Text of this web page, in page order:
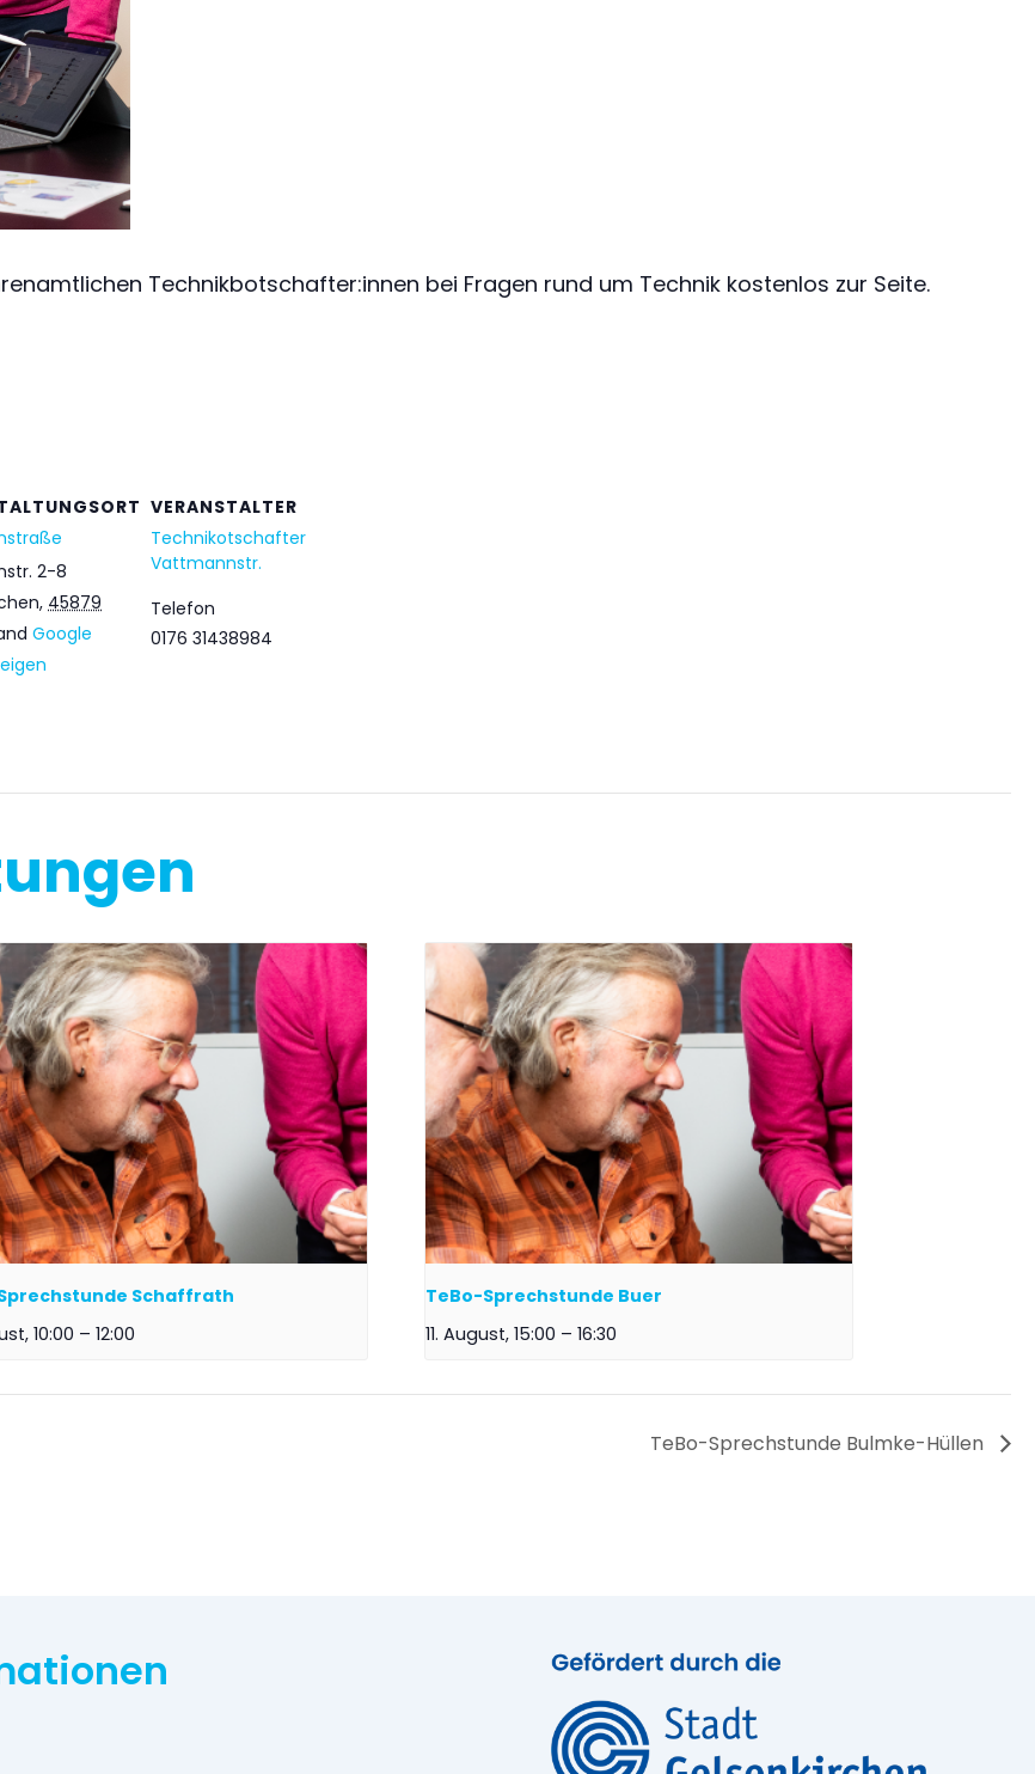
Technikbotschafter:innen bei Fragen rund um Technik kostenlos zur Seite.
2-8
, 45879
Google
VERANSTALTER
Technikotschafter
Vattmannstr.
Telefon
0176 31438984
Schaffrath
10:00 – 12:00
TeBo-Sprechstunde Buer
11. August, 15:00 – 16:30
TeBo-Sprechstunde Bulmke-Hüllen